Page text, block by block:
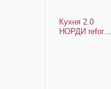
Кухня 2.0
НОРДИ reform